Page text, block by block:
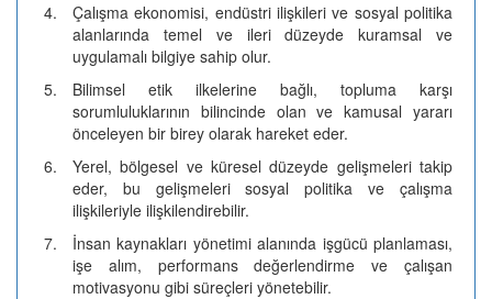
4.
Çalışma ekonomisi, endüstri ilişkileri ve sosyal politika
alanlarında temel ve ileri düzeyde kuramsal ve
uygulamalı bilgiye sahip olur.
5.
Bilimsel etik ilkelerine bağlı, topluma karşı
sorumluluklarının bilincinde olan ve kamusal yararı
önceleyen bir birey olarak hareket eder.
6.
Yerel, bölgesel ve küresel düzeyde gelişmeleri takip
eder, bu gelişmeleri sosyal politika ve çalışma
ilişkileriyle ilişkilendirebilir.
7.
İnsan kaynakları yönetimi alanında işgücü planlaması,
işe alım, performans değerlendirme ve çalışan
motivasyonu gibi süreçleri yönetebilir.